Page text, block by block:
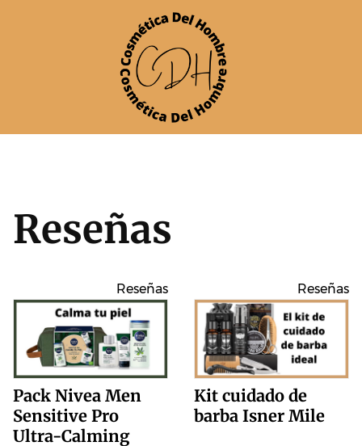
Reseñas
Reseñas
Pack Nivea Men
Sensitive Pro
Ultra-Calming
Reseñas
Kit cuidado de
barba Isner Mile